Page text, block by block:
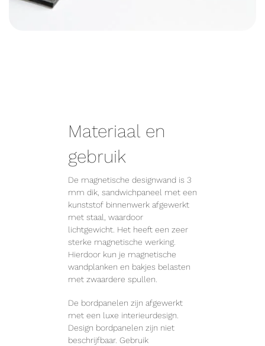
Materiaal en
gebruik
De magnetische designwand is 3
mm dik, sandwichpaneel met een
kunststof binnenwerk afgewerkt
met staal, waardoor
lichtgewicht. Het heeft een zeer
sterke magnetische werking.
Hierdoor kun je magnetische
wandplanken en bakjes belasten
met zwaardere spullen.
De bordpanelen zijn afgewerkt
met een luxe interieurdesign.
Design bordpanelen zijn niet
beschrijfbaar. Gebruik